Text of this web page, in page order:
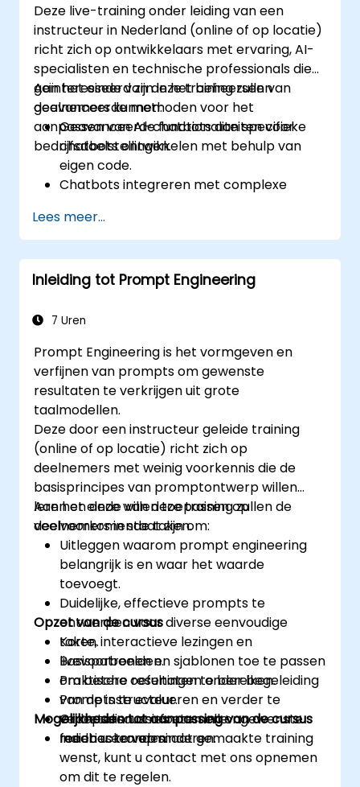
platforms.
Deze live-training onder leiding van een
instructeur in Nederland (online of op locatie)
richt zich op ontwikkelaars met ervaring, AI-
specialisten en technische professionals die
geïnteresseerd zijn in het beheersen van
geavanceerde methoden voor het
aanpassen van AI-chatbots aan specifieke
bedrijfsdoelstellingen.
Aan het einde van deze training zullen
deelnemers kunnen:
Geavanceerde functionaliteiten voor
chatbots ontwikkelen met behulp van
eigen code.
Chatbots integreren met complexe
Geavanceerde technieken voor
natuurlijke taalverwerking (NLP)
toepassen.
De prestaties van de chatbot en het
optimaliseren.
chatbot-applicaties.
Chatbots implementeren en opschalen in
omgevingen met een hoge vraag naar
deze diensten.
Lees meer...
Inleiding tot Prompt Engineering
7 Uren
Prompt Engineering is het vormgeven en
verfijnen van prompts om gewenste
resultaten te verkrijgen uit grote
taalmodellen.
Deze door een instructeur geleide training
(online of op locatie) richt zich op
deelnemers met weinig voorkennis die de
basisprincipes van promptontwerp willen
leren en deze willen toepassen op
veelvoorkomende taken.
Aan het einde van deze training zullen de
deelnemers in staat zijn om:
Uitleggen waarom prompt engineering
belangrijk is en waar het waarde
toevoegt.
Duidelijke, effectieve prompts te
ontwerpen voor diverse eenvoudige
taken.
Basispatronen en sjablonen toe te passen
om betere resultaten te bereiken.
Prompts te evalueren en verder te
verbeteren om fouten en ongewenste
reacties te verminderen.
Opzet van de cursus
Korte, interactieve lezingen en
livevoorbeelden.
Praktische oefeningen onder begeleiding
van de instructeur.
Groepsdiscussies en snelle
feedbackrondes.
Mogelijkheden tot aanpassing van de cursus
Indien u een op maat gemaakte training
wenst, kunt u contact met ons opnemen
om dit te regelen.